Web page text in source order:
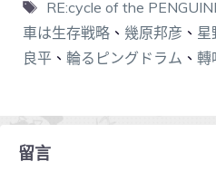
RE:cycle of the
車は生存戦略 、 幾原邦彦 、 星
良平 、 輪るピングドラム 、 轉
留言